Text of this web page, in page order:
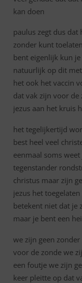
kan doen
paulus zegt dus
zonder kunt
bent eigenlijk kun
natuurlijk op dit
het ook het vaccin
dat vak zijn voor de
jezus aan het kruis
het tegelijkertijd
best heel veel
eenmaal soms
tegenstander
christus maar zijn
jezus het
betekent niet dat je
maar je bent een
we zijn geen
voor de zonde we
een foutje we zijn
keer pleitte op dat